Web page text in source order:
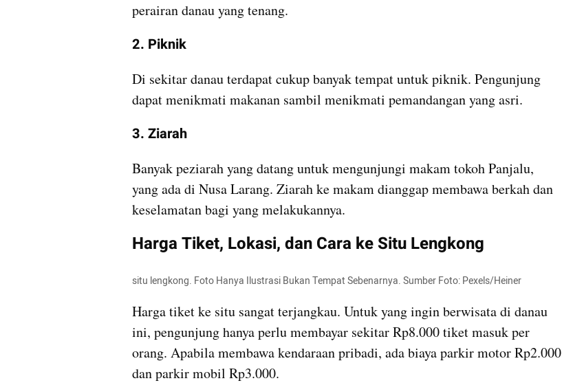
perairan danau yang tenang.
2. Piknik
Di sekitar danau terdapat cukup banyak tempat untuk piknik. Pengunjung
dapat menikmati makanan sambil menikmati pemandangan yang asri.
3. Ziarah
Banyak peziarah yang datang untuk mengunjungi makam tokoh Panjalu,
yang ada di Nusa Larang. Ziarah ke makam dianggap membawa berkah dan
keselamatan bagi yang melakukannya.
Harga Tiket, Lokasi, dan Cara ke Situ Lengkong
situ lengkong. Foto Hanya Ilustrasi Bukan Tempat Sebenarnya. Sumber Foto: Pexels/Heiner
Harga tiket ke situ sangat terjangkau. Untuk yang ingin berwisata di danau
ini, pengunjung hanya perlu membayar sekitar Rp8.000 tiket masuk per
orang. Apabila membawa kendaraan pribadi, ada biaya parkir motor Rp2.000
dan parkir mobil Rp3.000.